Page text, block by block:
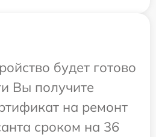
будет готово
Вы получите
на ремонт
сроком на 36